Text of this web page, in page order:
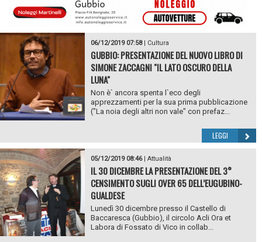
06/12/2019 07:58| Cultura
GUBBIO: PRESENTAZIONE DEL NUOVO LIBRO DI
SIMONE ZACCAGNI "IL LATO OSCURO DELLA
LUNA"
Non è` ancora spenta l`eco degli
apprezzamenti per la sua prima pubblicazione
("La noia degli altri non vale" con prefaz...
LEGGI
05/12/2019 08:46| Attualità
IL 30 DICEMBRE LA PRESENTAZIONE DEL 3°
CENSIMENTO SUGLI OVER 65 DELL’EUGUBINO-
GUALDESE
Lunedì 30 dicembre presso il Castello di
Baccaresca (Gubbio), il circolo Acli Ora et
Labora di Fossato di Vico in collab...